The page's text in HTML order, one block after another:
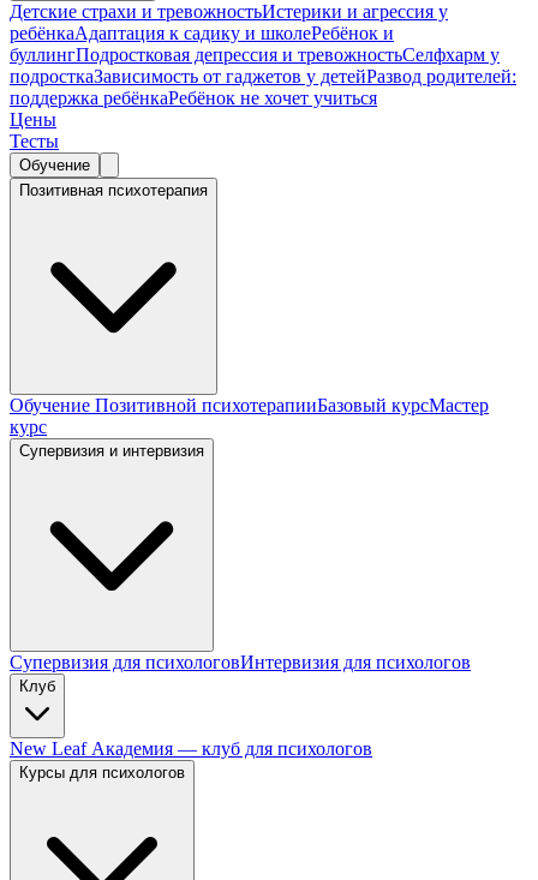
Детские страхи и тревожностьИстерики и агрессия у
ребёнкаАдаптация к садику и школеРебёнок и
буллингПодростковая депрессия и тревожностьСелфхарм у
подросткаЗависимость от гаджетов у детейРазвод родителей:
поддержка ребёнкаРебёнок не хочет учиться
Цены
Тесты
Обучение
Позитивная психотерапия
Обучение Позитивной психотерапииБазовый курсМастер
курс
Супервизия и интервизия
Супервизия для психологовИнтервизия для психологов
Клуб
New Leaf Академия — клуб для психологов
Курсы для психологов